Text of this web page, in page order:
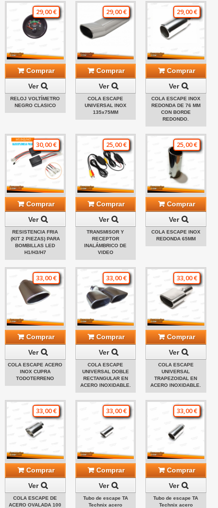
29,00 €
Comprar
Ver
RELOJ VOLTÍMETRO
NEGRO CLASICO
29,00 €
Comprar
Ver
COLA ESCAPE
UNIVERSAL INOX
135x75MM
29,00 €
Comprar
Ver
COLA ESCAPE INOX
REDONDA DE 76 MM
CON BORDE
REDONDO.
30,00 €
Comprar
Ver
RESISTENCIA FRIA
(KIT 2 PIEZAS) PARA
BOMBILLAS LED
H1/H3/H7
25,00 €
Comprar
Ver
TRANSMISOR Y
RECEPTOR
INALÁMBRICO DE
VIDEO
25,00 €
Comprar
Ver
COLA ESCAPE INOX
REDONDA 65MM
33,00 €
Comprar
Ver
COLA ESCAPE ACERO
INOX CUPRA
TODOTERRENO
33,00 €
Comprar
Ver
COLA ESCAPE
UNIVERSAL DOBLE
RECTANGULAR EN
ACERO INOXIDABLE.
33,00 €
Comprar
Ver
COLA ESCAPE
UNIVERSAL
TRAPEZOIDAL EN
ACERO INOXIDABLE.
33,00 €
Comprar
Ver
COLA ESCAPE DE
ACERO OVALADA 100
33,00 €
Comprar
Ver
Tubo de escape TA
Technix acero
33,00 €
Comprar
Ver
Tubo de escape TA
Technix acero